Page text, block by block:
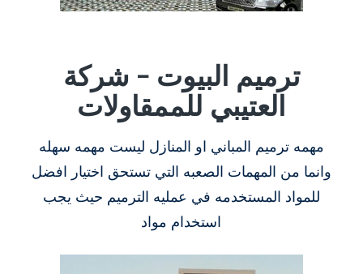
ترميم البيوت – شركة
العتيبي للممقاولات
مهمه ترميم المباني او المنازل ليست مهمه سهله
وانما من المهمات الصعبه التي تستحق اختيار افضل
للمواد المستخدمه في عمليه الترميم حيث يجب
استخدام مواد